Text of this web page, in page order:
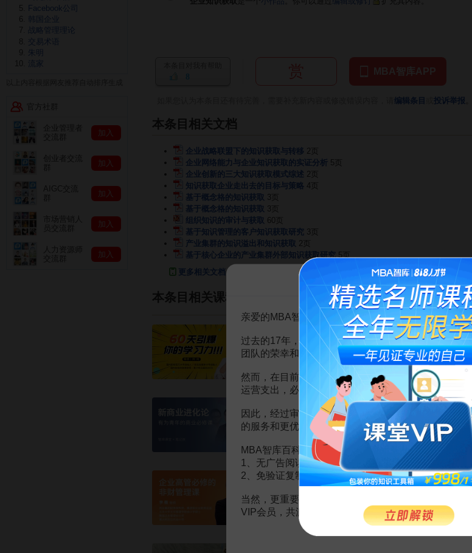
8
编辑条目 投诉举报
本条目相关文档
企业战略联盟下的知识获取与转移 2页
企业网络能力与企业知识获取的实证分析 5页
企业创新的三大知识获取模式综述 2页
知识获取企业走出去的目标与策略
基于概念格的知识获取 3页
基于概念格的知识获取 3页
组织知识的审计与获取
60页
基于知识管理的客户知识获取研究 3页
产业集群的知识溢出和知识获取 2页
基于核心企业的产业集群外部知识获取研究 5页
更多相关文档
本条目相关课程
60天引爆你的学习力
阿何
¥
新商业进化论，25位智囊团助你掌舵未来
MBA特聘讲师团
¥198
高层管理第4课：非财管理--财务视角管控经营
¥
Facebook公司
韩国企业
战略管理理论
交易术语
朱明
流家
加入
加入
加入
加入
加入
告MBA智库百科用户的一
亲爱的MBA智库百科用户：
过去的17年，百科频道一直以免费公益的形式为大家
团队的荣幸和骄傲。
然而，在目前越来越严峻的经营挑战下，单纯依靠不
运营支出，必然会越来越影响您的使用体验，这也与
因此，经过审慎地考虑，我们决定推出VIP会员收费
的服务和更优质的内容。
MBA智库百科VIP会员（9.9元 / 年， 点击开通），您
1、无广告阅读；
2、免验证复制。
当然，更重要的是长期以来您对百科频道的支持。诚
VIP会员，共渡难关，共同见证彼此的成长和进步！